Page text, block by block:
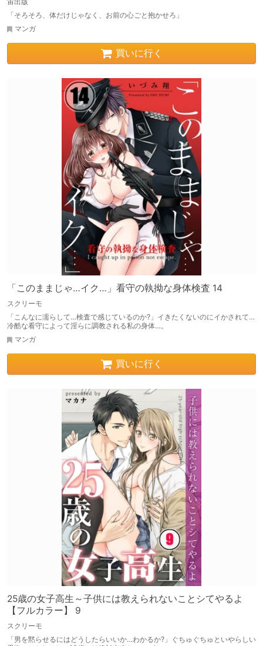
「そろそろ、体だけじゃなく、お前の心ごと抱かせろ」
マンガ
買いに行く
「このままじゃ…イク…」看守の執拗な身体検査 14
スクリーモ
「こんなに濡らして…検査で感じているのか?」イきたくないのにイかされて…
冷酷な看守によって淫らに調教される私の身体…。
マンガ
買いに行く
25歳の女子高生～子供には教えられないことシてやるよ
【フルカラー】 9
スクリーモ
「男を黙らせるにはどうしたらいいか…わかるか?」ぐちゅぐちゅといやらしい